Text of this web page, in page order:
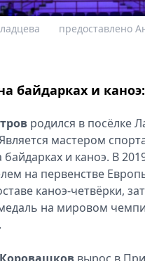
предоставлено
байдарках и каноэ:
родился в посёлке
мастером
байдарках и каноэ. В
на первенстве
каноэ-четвёрки,
на мировом